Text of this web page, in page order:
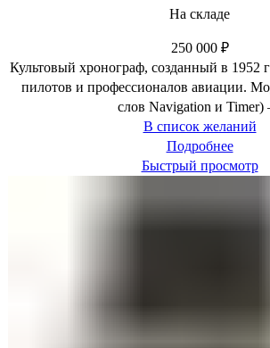
На складе
250 000 ₽
Культовый хронограф, созданный в 1952
пилотов и профессионалов авиации.
слов Navigation и
В список желаний
Подробнее
Быстрый просмотр